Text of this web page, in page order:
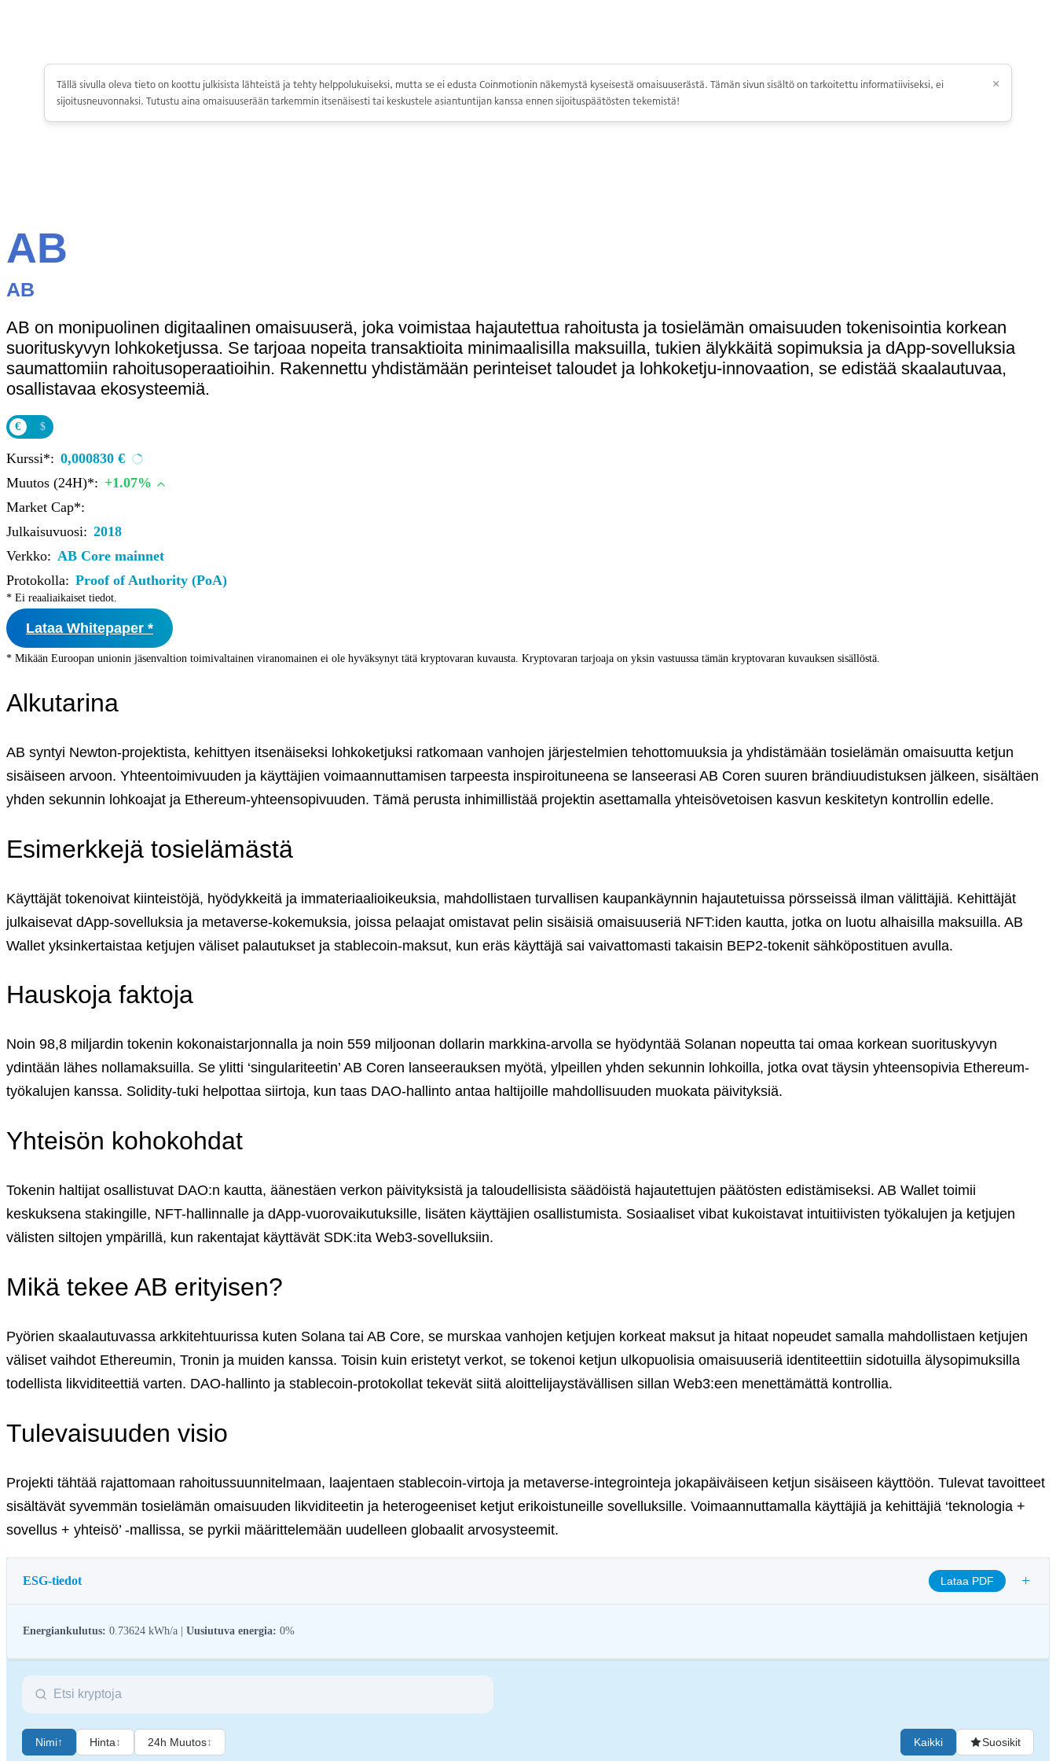
Kryptot
Palvelut
Kryptouutiset
Ohjekeskus
Kryptot
Yritykselle
Kryptouutiset
Ohjekeskus
Kirjaudu
Rekisteröidy
a
languageKirjaudu sisään tilillesi
Kryptot
Palvelut
Yksityisille
Kryptouutiset
Ohjekeskus
Suomi (FI)
Suomi (FI)
Svenska (SV)
Kirjaudu sisään tilillesi
Kryptot
Palvelut
Kryptouutiset
Suomi (FI)
English (US)
Suomi (FI)
Tällä sivulla oleva tieto on koottu julkisista lähteistä ja tehty helppolukuiseksi, mutta se ei edusta Coinmotionin näkemystä kyseisestä omaisuuserästä. Tämän sivun sisältö on tarkoitettu informatiiviseksi, ei
sijoitusneuvonnaksi. Tutustu aina omaisuuserään tarkemmin itsenäisesti tai keskustele asiantuntijan kanssa ennen sijoituspäätösten tekemistä!
×
AB
AB
AB on monipuolinen digitaalinen omaisuuserä, joka voimistaa hajautettua rahoitusta ja tosielämän omaisuuden tokenisointia korkean
suorituskyvyn lohkoketjussa. Se tarjoaa nopeita transaktioita minimaalisilla maksuilla, tukien älykkäitä sopimuksia ja dApp-sovelluksia
saumattomiin rahoitusoperaatioihin. Rakennettu yhdistämään perinteiset taloudet ja lohkoketju-innovaation, se edistää skaalautuvaa,
osallistavaa ekosysteemiä.
€ $
Kurssi*: 0,000830 €
Muutos (24H)*: +1.07%
Market Cap*:
Julkaisuvuosi: 2018
Verkko: AB Core mainnet
Protokolla: Proof of Authority (PoA)
* Ei reaaliaikaiset tiedot.
Lataa Whitepaper *
* Mikään Euroopan unionin jäsenvaltion toimivaltainen viranomainen ei ole hyväksynyt tätä kryptovaran kuvausta. Kryptovaran tarjoaja on yksin vastuussa tämän kryptovaran kuvauksen sisällöstä.
Alkutarina
AB syntyi Newton-projektista, kehittyen itsenäiseksi lohkoketjuksi ratkomaan vanhojen järjestelmien tehottomuuksia ja yhdistämään tosielämän omaisuutta ketjun
sisäiseen arvoon. Yhteentoimivuuden ja käyttäjien voimaannuttamisen tarpeesta inspiroituneena se lanseerasi AB Coren suuren brändiuudistuksen jälkeen, sisältäen
yhden sekunnin lohkoajat ja Ethereum-yhteensopivuuden. Tämä perusta inhimillistää projektin asettamalla yhteisövetoisen kasvun keskitetyn kontrollin edelle.
Esimerkkejä tosielämästä
Käyttäjät tokenoivat kiinteistöjä, hyödykkeitä ja immateriaalioikeuksia, mahdollistaen turvallisen kaupankäynnin hajautetuissa pörsseissä ilman välittäjiä. Kehittäjät
julkaisevat dApp-sovelluksia ja metaverse-kokemuksia, joissa pelaajat omistavat pelin sisäisiä omaisuuseriä NFT:iden kautta, jotka on luotu alhaisilla maksuilla. AB
Wallet yksinkertaistaa ketjujen väliset palautukset ja stablecoin-maksut, kun eräs käyttäjä sai vaivattomasti takaisin BEP2-tokenit sähköpostituen avulla.
Hauskoja faktoja
Noin 98,8 miljardin tokenin kokonaistarjonnalla ja noin 559 miljoonan dollarin markkina-arvolla se hyödyntää Solanan nopeutta tai omaa korkean suorituskyvyn
ydintään lähes nollamaksuilla. Se ylitti ‘singulariteetin’ AB Coren lanseerauksen myötä, ylpeillen yhden sekunnin lohkoilla, jotka ovat täysin yhteensopivia Ethereum-
työkalujen kanssa. Solidity-tuki helpottaa siirtoja, kun taas DAO-hallinto antaa haltijoille mahdollisuuden muokata päivityksiä.
Yhteisön kohokohdat
Tokenin haltijat osallistuvat DAO:n kautta, äänestäen verkon päivityksistä ja taloudellisista säädöistä hajautettujen päätösten edistämiseksi. AB Wallet toimii
keskuksena stakingille, NFT-hallinnalle ja dApp-vuorovaikutuksille, lisäten käyttäjien osallistumista. Sosiaaliset vibat kukoistavat intuitiivisten työkalujen ja ketjujen
välisten siltojen ympärillä, kun rakentajat käyttävät SDK:ita Web3-sovelluksiin.
Mikä tekee AB erityisen?
Pyörien skaalautuvassa arkkitehtuurissa kuten Solana tai AB Core, se murskaa vanhojen ketjujen korkeat maksut ja hitaat nopeudet samalla mahdollistaen ketjujen
väliset vaihdot Ethereumin, Tronin ja muiden kanssa. Toisin kuin eristetyt verkot, se tokenoi ketjun ulkopuolisia omaisuuseriä identiteettiin sidotuilla älysopimuksilla
todellista likviditeettiä varten. DAO-hallinto ja stablecoin-protokollat tekevät siitä aloittelijaystävällisen sillan Web3:een menettämättä kontrollia.
Tulevaisuuden visio
Projekti tähtää rajattomaan rahoitussuunnitelmaan, laajentaen stablecoin-virtoja ja metaverse-integrointeja jokapäiväiseen ketjun sisäiseen käyttöön. Tulevat tavoitteet
sisältävät syvemmän tosielämän omaisuuden likviditeetin ja heterogeeniset ketjut erikoistuneille sovelluksille. Voimaannuttamalla käyttäjiä ja kehittäjiä ‘teknologia +
sovellus + yhteisö’ -mallissa, se pyrkii määrittelemään uudelleen globaalit arvosysteemit.
ESG-tiedot Lataa PDF +
Energiankulutus: 0.73624 kWh/a | Uusiutuva energia: 0%
Kryptovarojen ESG-sääntelyllä (ympäristö, sosiaalinen vastuu ja hallintotapa) pyritään puuttumaan niiden ympäristövaikutuksiin (esim. energiaintensiivinen louhinta), edistämään läpinäkyvyyttä ja varmistamaan eettiset
hallintokäytännöt, jotta kryptoteollisuus saadaan vastaamaan laajempia kestävyys- ja yhteiskunnallisia tavoitteita. Nämä säännökset kannustavat noudattamaan standardeja, jotka vähentävät riskejä ja lisäävät luottamusta
digitaalisiin varoihin.
Nimi↑ Hinta↕ 24h Muutos↕ Kaikki Suosikit